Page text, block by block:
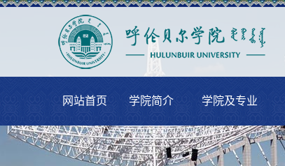
网站首页 学院简介 学院及专业